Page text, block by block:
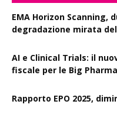
EMA Horizon Scanning,
degradazione mirata
AI e Clinical Trials: il
fiscale per le Big Pharma
Rapporto EPO 2025,